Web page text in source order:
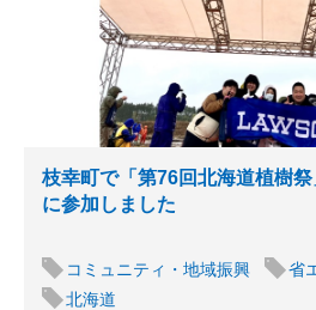
枝幸町で「第76回北海道植樹
に参加しました
コミュニティ・地域振興
省
北海道